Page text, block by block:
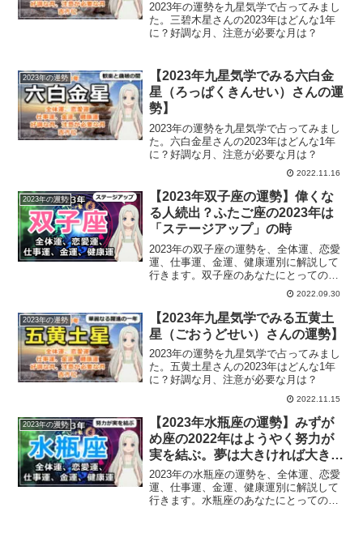
2023年の運勢を九星気学で占ってみまし
た。三碧木星さんの2023年はどんな1年
に？好調な月、注意が必要な月は？
2023年の運勢
【2023年九星気学でみる六白金
星（ろっぱくきんせい）さんの運
勢】
2023年の運勢を九星気学で占ってみまし
た。六白金星さんの2023年はどんな1年
に？好調な月、注意が必要な月は？
2022.11.16
2023年の運勢
【2023年双子座の運勢】偉くな
る人続出？ふたご座の2023年は
「ステージアップ」の時
2023年の双子座の運勢を、全体運、恋愛
運、仕事運、金運、健康運別に解説して
行きます。双子座のあなたにとっての
2022.09.30
2023年の運勢
【2023年九星気学でみる五黄土
星（ごおうどせい）さんの運勢】
2023年の運勢を九星気学で占ってみまし
た。五黄土星さんの2023年はどんな1年
に？好調な月、注意が必要な月は？
2022.11.15
2023年の運勢
【2023年水瓶座の運勢】みずが
め座の2022年はようやく努力が
実を結ぶ。夢は大きければ大きい
ほど良い！
2023年の水瓶座の運勢を、全体運、恋愛
運、仕事運、金運、健康運別に解説して
行きます。水瓶座のあなたにとっての